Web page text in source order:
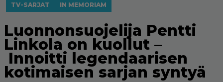
TV-SARJAT IN MEMORIAM
Luonnonsuojelija Pentti
Linkola on kuollut –
Innoitti legendaarisen
kotimaisen sarjan syntyä